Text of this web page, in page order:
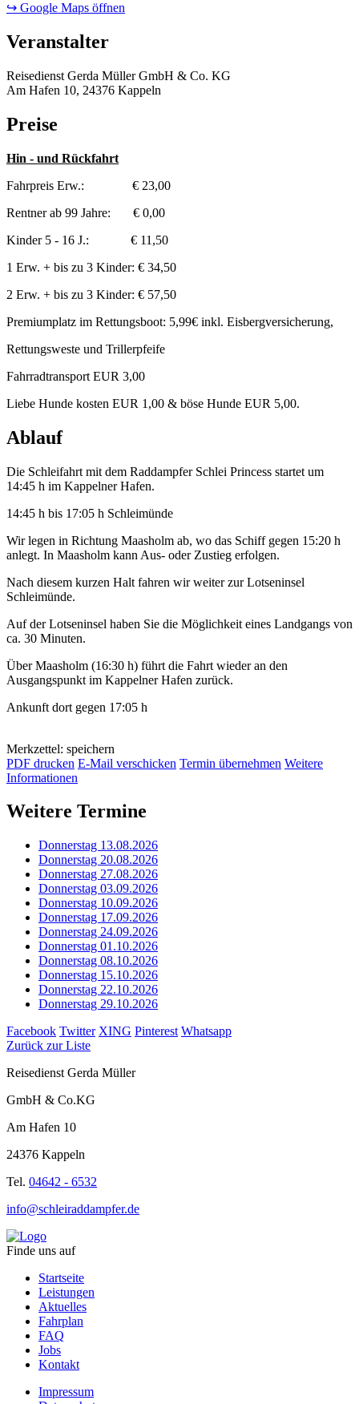
↪ Google Maps öffnen
Veranstalter
Reisedienst Gerda Müller GmbH & Co. KG
Am Hafen 10, 24376 Kappeln
Preise
Hin - und Rückfahrt
Fahrpreis Erw.: € 23,00
Rentner ab 99 Jahre: € 0,00
Kinder 5 - 16 J.: € 11,50
1 Erw. + bis zu 3 Kinder: € 34,50
2 Erw. + bis zu 3 Kinder: € 57,50
Premiumplatz im Rettungsboot: 5,99€ inkl. Eisbergversicherung,
Rettungsweste und Trillerpfeife
Fahrradtransport EUR 3,00
Liebe Hunde kosten EUR 1,00 & böse Hunde EUR 5,00.
Ablauf
Die Schleifahrt mit dem Raddampfer Schlei Princess startet um
14:45 h im Kappelner Hafen.
14:45 h bis 17:05 h Schleimünde
Wir legen in Richtung Maasholm ab, wo das Schiff gegen 15:20 h
anlegt. In Maasholm kann Aus- oder Zustieg erfolgen.
Nach diesem kurzen Halt fahren wir weiter zur Lotseninsel
Schleimünde.
Auf der Lotseninsel haben Sie die Möglichkeit eines Landgangs von
ca. 30 Minuten.
Über Maasholm (16:30 h) führt die Fahrt wieder an den
Ausgangspunkt im Kappelner Hafen zurück.
Ankunft dort gegen 17:05 h
Merkzettel: speichern
PDF drucken E-Mail verschicken Termin übernehmen Weitere
Informationen
Weitere Termine
Donnerstag 13.08.2026
Donnerstag 20.08.2026
Donnerstag 27.08.2026
Donnerstag 03.09.2026
Donnerstag 10.09.2026
Donnerstag 17.09.2026
Donnerstag 24.09.2026
Donnerstag 01.10.2026
Donnerstag 08.10.2026
Donnerstag 15.10.2026
Donnerstag 22.10.2026
Donnerstag 29.10.2026
Facebook Twitter XING Pinterest Whatsapp
Zurück zur Liste
Reisedienst Gerda Müller
GmbH & Co.KG
Am Hafen 10
24376 Kappeln
Tel. 04642 - 6532
info@schleiraddampfer.de
Finde uns auf
Startseite
Leistungen
Aktuelles
Fahrplan
FAQ
Jobs
Kontakt
Impressum